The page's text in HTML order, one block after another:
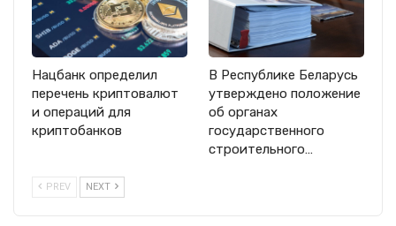
Нацбанк определил
перечень криптовалют
и операций для
криптобанков
В Республике Беларусь
утверждено положение
об органах
государственного
строительного…
PREV NEXT